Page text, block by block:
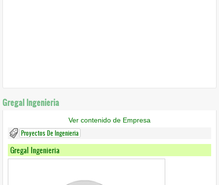
Gregal Ingenieria
Ver contenido de Empresa
Proyectos De Ingenieria
Gregal Ingenieria